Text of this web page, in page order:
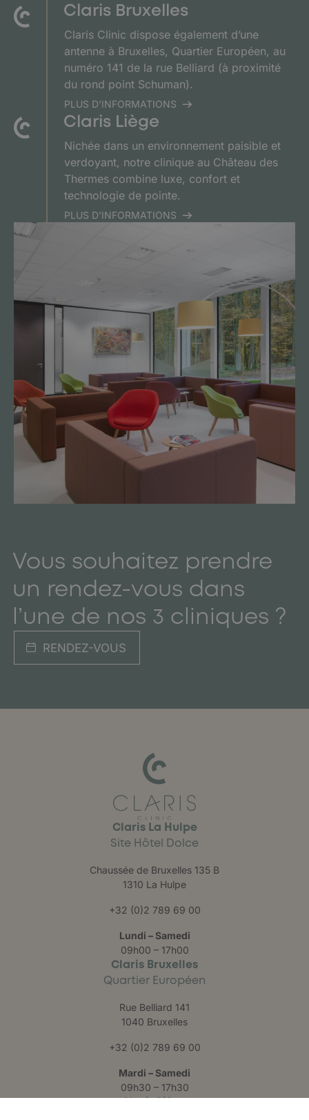
Claris Bruxelles
Claris Clinic dispose également d’une
antenne à Bruxelles, Quartier Européen, au
numéro 141 de la rue Belliard (à proximité
du rond point Schuman).
PLUS D'INFORMATIONS
Claris Liège
Nichée dans un environnement paisible et
verdoyant, notre clinique au Château des
Thermes combine luxe, confort et
technologie de pointe.
PLUS D'INFORMATIONS
Vous souhaitez prendre
un rendez-vous dans
l’une de nos 3 cliniques ?
RENDEZ-VOUS
Claris La Hulpe
Site Hôtel Dolce
Chaussée de Bruxelles 135 B
1310 La Hulpe
+32 (0)2 789 69 00
Lundi – Samedi
09h00 – 17h00
Claris Bruxelles
Quartier Européen
Rue Belliard 141
1040 Bruxelles
+32 (0)2 789 69 00
Mardi – Samedi
09h30 – 17h30
Claris Liège